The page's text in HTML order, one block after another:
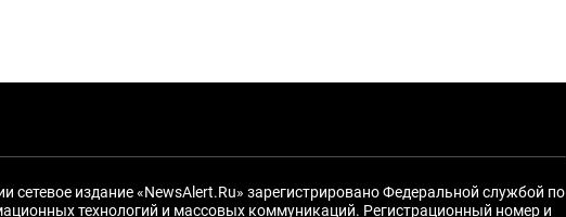
сетевое издание «NewsAlert.Ru» зарегистрировано Федеральной службой по
технологий и массовых коммуникаций. Регистрационный номер и